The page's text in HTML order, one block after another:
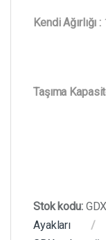
Kendi Ağırlığı :
Taşıma
Stok kodu:
Ayakları